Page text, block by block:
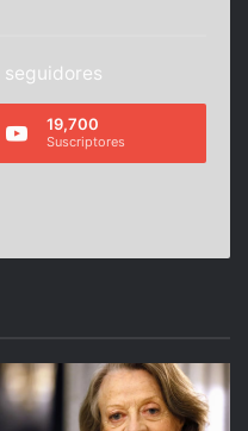
seguidores
19,700
Suscriptores